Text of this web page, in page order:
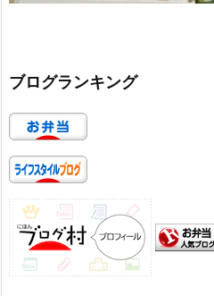
ブログランキング